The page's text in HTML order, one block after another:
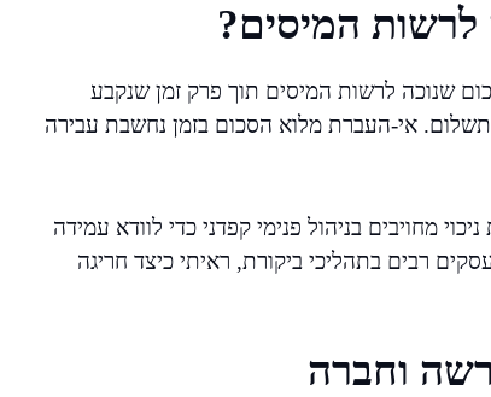
המיסים?
שנוכה לרשות המיסים תוך פרק זמן שנקבע
לחודש העוקב למועד התשלום. אי-העברת מלוא הסכום בזמן נחשבת עבירה
מחויבים בניהול פנימי קפדני כדי לוודא עמידה
רבים בתהליכי ביקורת, ראיתי כיצד חריגה
וחברה